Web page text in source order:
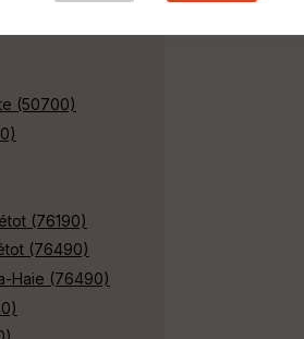
(50700)
(76190)
(76490)
Haie (76490)